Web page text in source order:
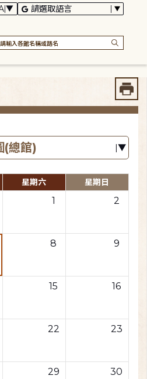
星期六 星期日
1 2
8 9
15 16
22 23
29 30